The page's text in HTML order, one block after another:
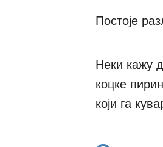
Постоје
Неки кажу
коцке
који га